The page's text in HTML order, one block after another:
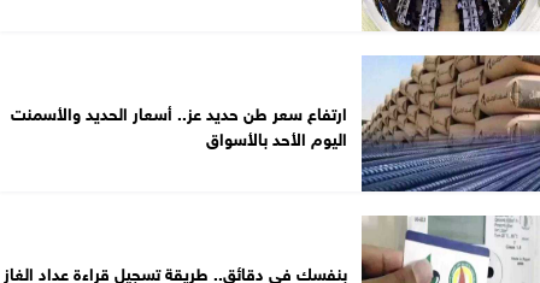
ارتفاع سعر طن حديد عز.. أسعار الحديد والأسمنت
اليوم الأحد بالأسواق
بنفسك في دقائق.. طريقة تسجيل قراءة عداد الغاز